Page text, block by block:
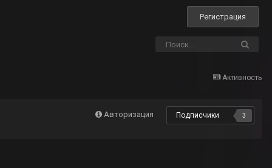
Регистрация
Активность
Авторизация Подписчики 3